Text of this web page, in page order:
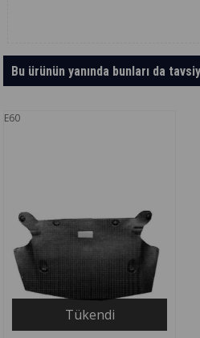
Bu ürünün yanında bunları da
E60
Tükendi